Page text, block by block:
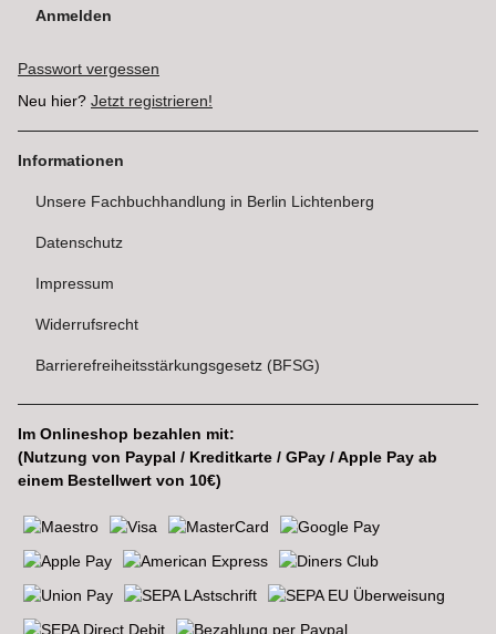
Anmelden
Passwort vergessen
Neu hier? Jetzt registrieren!
Informationen
Unsere Fachbuchhandlung in Berlin Lichtenberg
Datenschutz
Impressum
Widerrufsrecht
Barrierefreiheitsstärkungsgesetz (BFSG)
Im Onlineshop bezahlen mit:
(Nutzung von Paypal / Kreditkarte / GPay / Apple Pay ab
einem Bestellwert von 10€)